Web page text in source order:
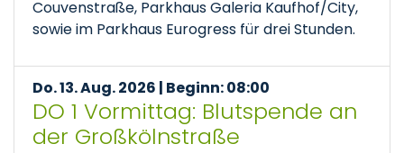
Couvenstraße, Parkhaus Galeria Kaufhof/City,
sowie im Parkhaus Eurogress für drei Stunden.
Do. 13. Aug. 2026 | Beginn: 08:00
DO 1 Vormittag: Blutspende an
der Großkölnstraße